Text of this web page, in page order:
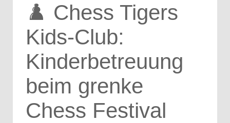
♟️ Chess Tigers
Kids-Club:
Kinderbetreuung
beim grenke
Chess Festival